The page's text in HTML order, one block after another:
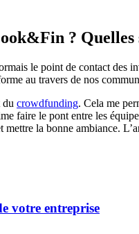
?
le point de contact
au travers de nos
du crowdfunding. Cela me
faire le pont entre les
la bonne ambiance.
votre entreprise